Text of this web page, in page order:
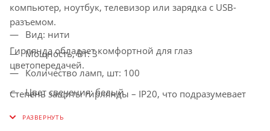
компьютер, ноутбук, телевизор или зарядка с USB-
разъемом.
Гирлянда обладает комфортной для глаз
цветопередачей.
Степень защиты гирлянды – IP20, что подразумевает
помещениях.
Вид: нити
Мощность, Вт: 3
Количество ламп, шт: 100
Цвет свечения: белый